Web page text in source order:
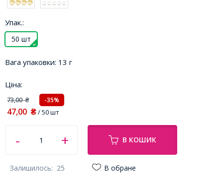
Упак.:
50 шт
Вага упаковки: 13 г
Ціна:
73,00₴ -35%
47,00 ₴/ 50 шт
В КОШИК
Залишилось: 25 В обране